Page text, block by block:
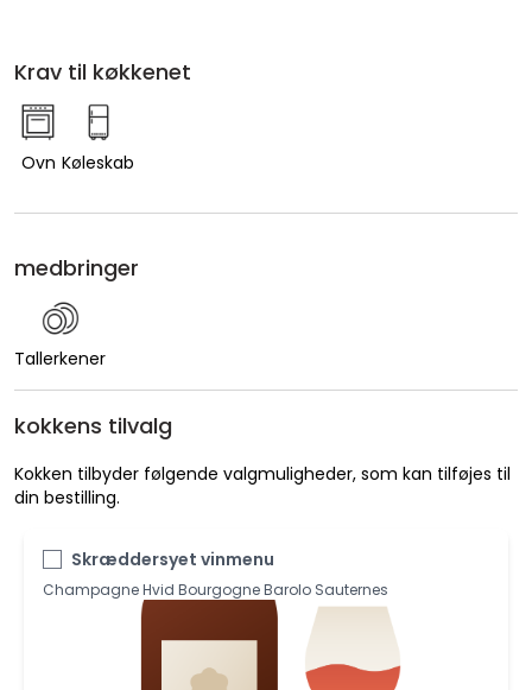
Krav til køkkenet
Ovn Køleskab
medbringer
Tallerkener
kokkens tilvalg
Kokken tilbyder følgende valgmuligheder, som kan tilføjes til
din bestilling.
Skræddersyet vinmenu
Champagne Hvid Bourgogne Barolo Sauternes